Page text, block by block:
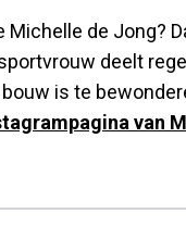
de Jong?
deelt
is te
van